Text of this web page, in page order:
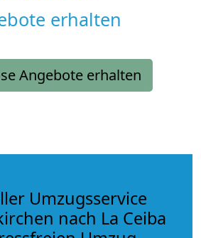
erhalten
Angebote erhalten
Umzugsservice
nach La Ceiba